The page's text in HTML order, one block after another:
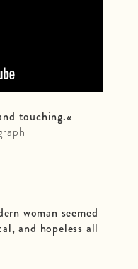
touching.«
woman seemed
and hopeless all